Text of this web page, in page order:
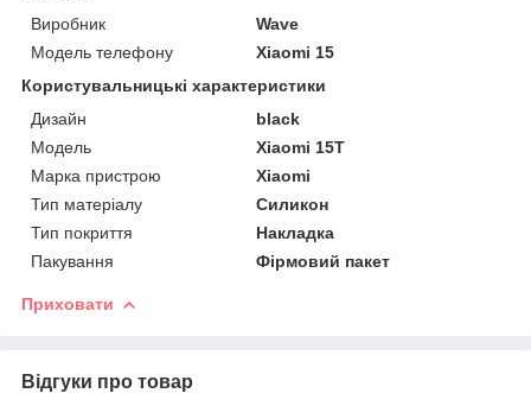
Виробник
Wave
Модель телефону
Xiaomi 15
Користувальницькі характеристики
Дизайн
black
Мoдель
Xiaomi 15T
Марка пристрою
Xiaomi
Тип матеріалу
Силикон
Тип покриття
Накладка
Пакування
Фірмовий пакет
Приховати
Відгуки про товар